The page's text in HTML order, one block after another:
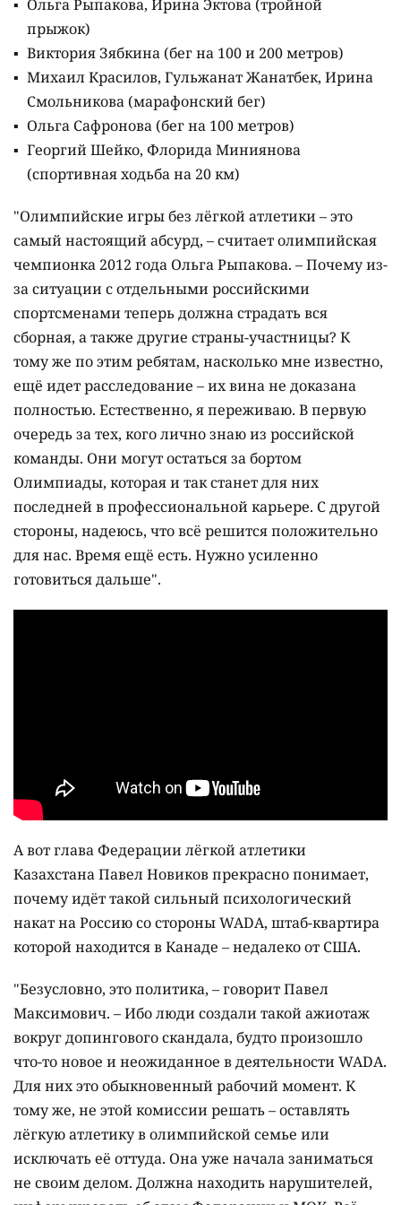
Ольга Рыпакова, Ирина Эктова (тройной
прыжок)
Виктория Зябкина (бег на 100 и 200 метров)
Михаил Красилов, Гульжанат Жанатбек, Ирина
Смольникова (марафонский бег)
Ольга Сафронова (бег на 100 метров)
Георгий Шейко, Флорида Миниянова
(спортивная ходьба на 20 км)
"Олимпийские игры без лёгкой атлетики – это
самый настоящий абсурд, – считает олимпийская
чемпионка 2012 года Ольга Рыпакова. – Почему из-
за ситуации с отдельными российскими
спортсменами теперь должна страдать вся
сборная, а также другие страны-участницы? К
тому же по этим ребятам, насколько мне известно,
ещё идет расследование – их вина не доказана
полностью. Естественно, я переживаю. В первую
очередь за тех, кого лично знаю из российской
команды. Они могут остаться за бортом
Олимпиады, которая и так станет для них
последней в профессиональной карьере. С другой
стороны, надеюсь, что всё решится положительно
для нас. Время ещё есть. Нужно усиленно
готовиться дальше".
А вот глава Федерации лёгкой атлетики
Казахстана Павел Новиков прекрасно понимает,
почему идёт такой сильный психологический
накат на Россию со стороны WADA, штаб-квартира
которой находится в Канаде – недалеко от США.
"Безусловно, это политика, – говорит Павел
Максимович. – Ибо люди создали такой ажиотаж
вокруг допингового скандала, будто произошло
что-то новое и неожиданное в деятельности WADA.
Для них это обыкновенный рабочий момент. К
тому же, не этой комиссии решать – оставлять
лёгкую атлетику в олимпийской семье или
исключать её оттуда. Она уже начала заниматься
не своим делом. Должна находить нарушителей,